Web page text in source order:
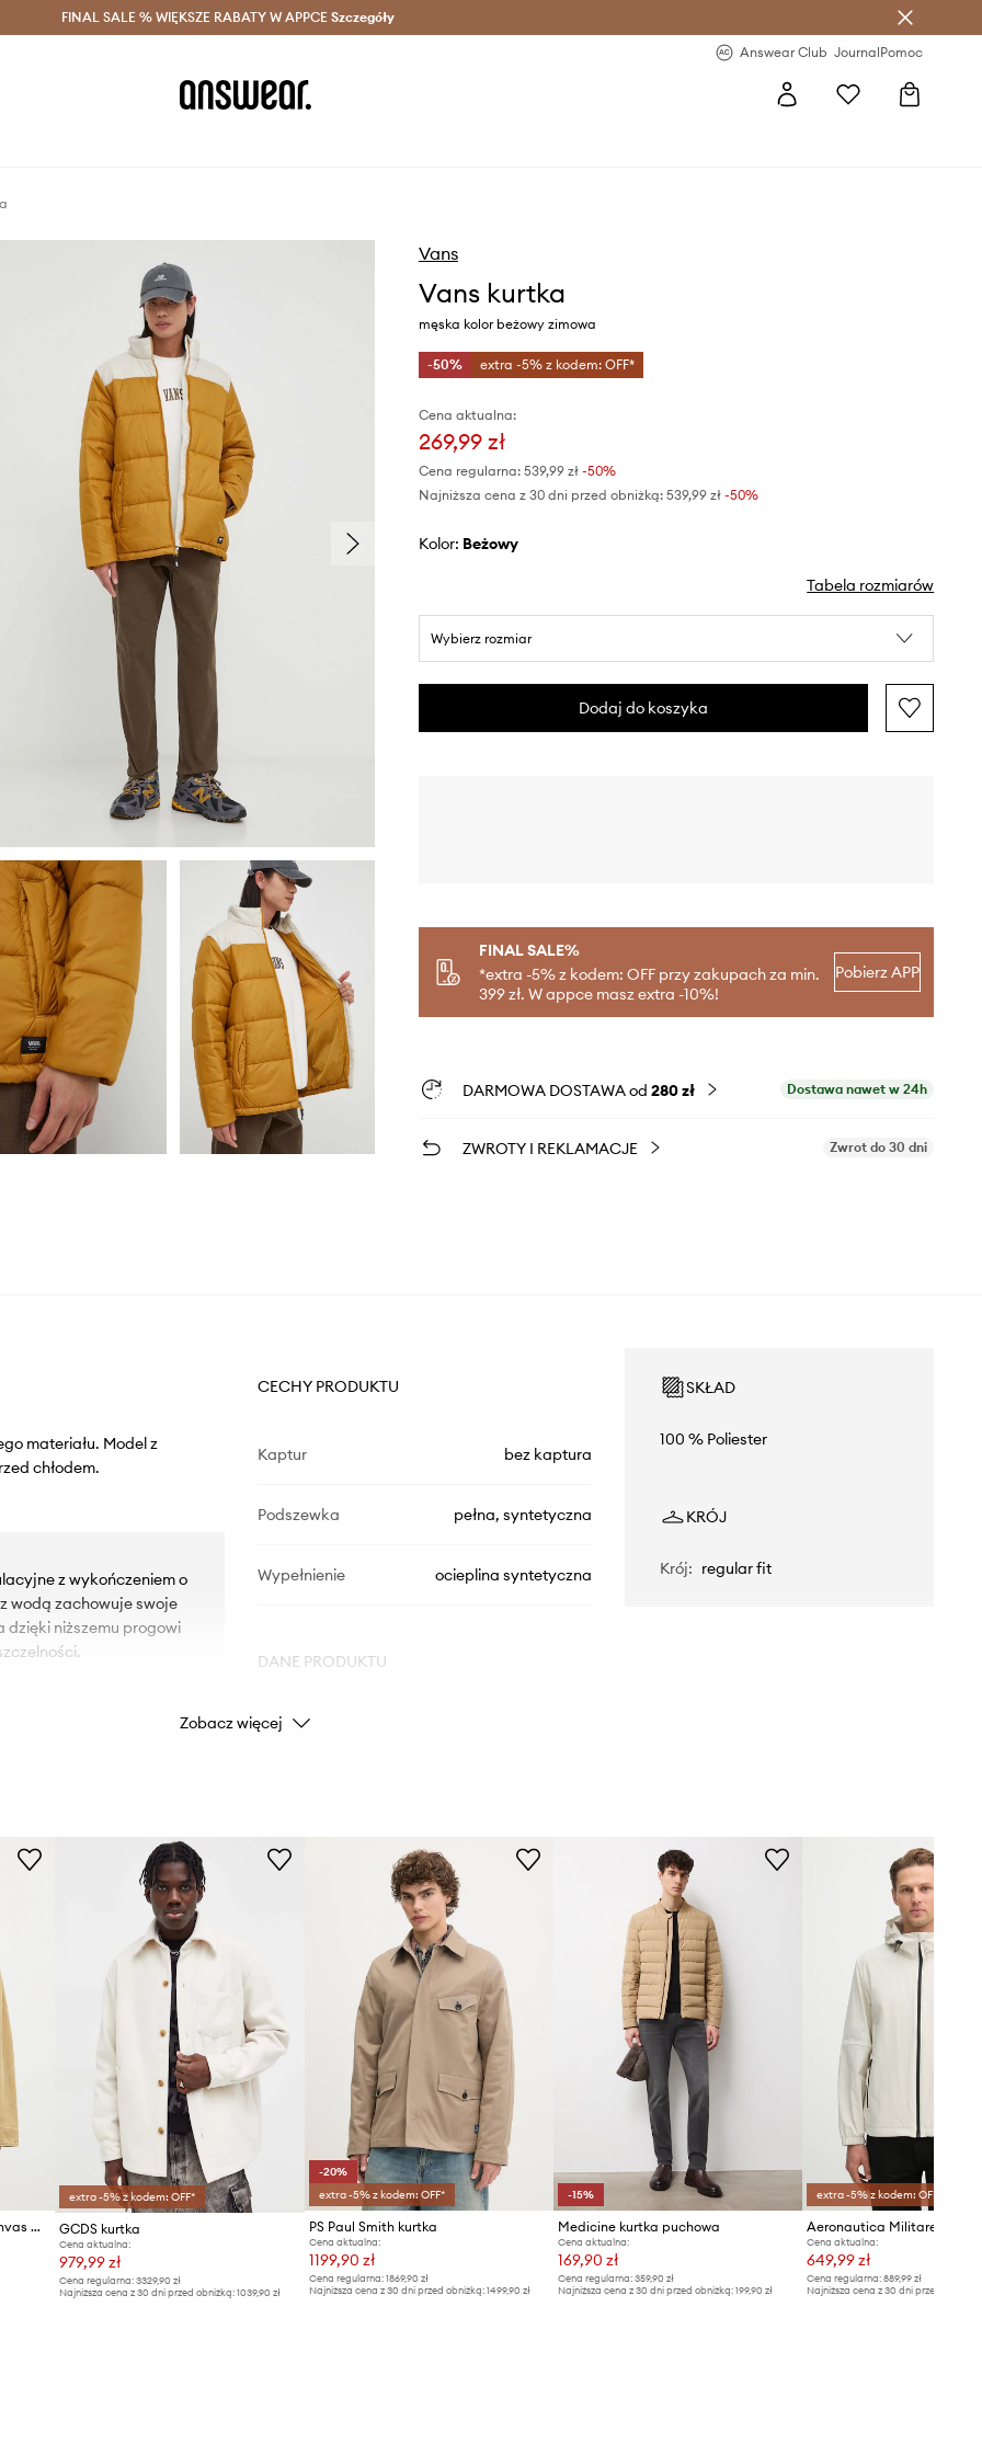
Oszczędzaj z Answear Club > Dostawa nawet w 24h >
FINAL SALE % WIĘKSZE RABATY W APPCE Szczegóły
Answear Club JournalPomoc
Vans
Vans kurtka
męska kolor beżowy zimowa
-50% extra -5% z kodem: OFF*
Cena aktualna:
269,99 zł
Cena regularna: 539,99 zł-50%
Najniższa cena z 30 dni przed obniżką: 539,99 zł -50%
Kolor: beżowy
Tabela rozmiarów
Wybierz rozmiar
Dodaj do koszyka
FINAL SALE%
*extra -5% z kodem: OFF przy zakupach za min.
399 zł. W appce masz extra -10%!
Pobierz APP
DARMOWA DOSTAWA od 280 zł Dostawa nawet w 24h
ZWROTY I REKLAMACJE Zwrot do 30 dni
materiału. Model z
chłodem.
z wykończeniem o
wodą zachowuje swoje
dzięki niższemu progowi
CECHY PRODUKTU
Kaptur bez kaptura
Podszewka pełna, syntetyczna
Wypełnienie ocieplina syntetyczna
DANE PRODUKTU
Kod producenta
Kolor beżowy
SKŁAD
100 % Poliester
KRÓJ
Krój: regular fit
Zobacz więcej
AMBUSH kurtka jeansowa Canvas Work Jacket
extra -5% z kodem: OFF*
GCDS kurtka
Cena aktualna:
979,99 zł
Cena regularna: 3329,90 zł
Najniższa cena z 30 dni przed obniżką: 1039,90 zł
-20%
extra -5% z kodem: OFF*
PS Paul Smith kurtka
Cena aktualna:
1199,90 zł
Cena regularna: 1869,90 zł
Najniższa cena z 30 dni przed obniżką: 1499,90 zł
-15%
Medicine kurtka puchowa
Cena aktualna:
169,90 zł
Cena regularna:359,90 zł
Najniższa cena z 30 dni przed obniżką:199,90 zł
extra -5% z kodem: OFF*
Cena aktualna:
649,99 zł
Cena regularna: 889,99 zł
Najniższa cena z 30 dni przed obniżką: